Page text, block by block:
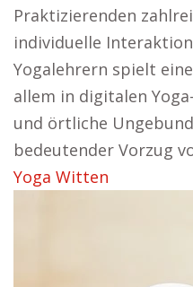
Praktizierenden
individuelle
Yogalehrern spielt
allem in digitalen
und örtliche
bedeutender Vorzug
Yoga Witten